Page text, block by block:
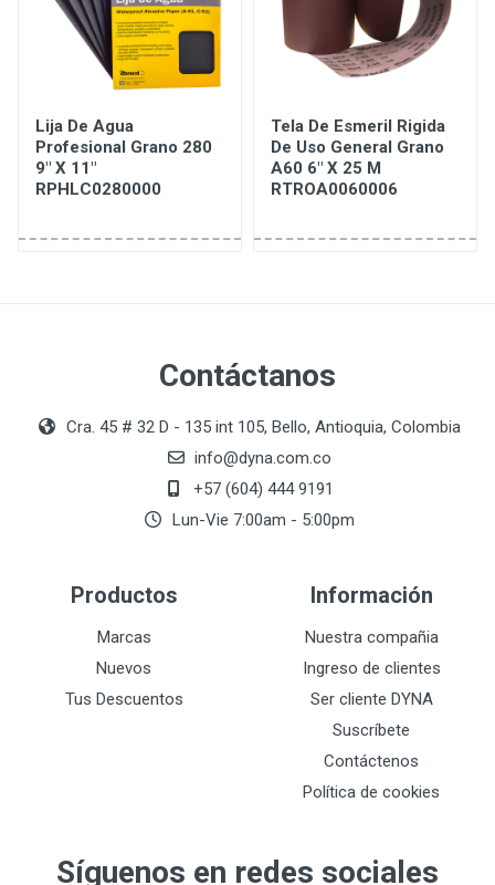
Lija De Agua
Profesional Grano 280
9" X 11"
RPHLC0280000
Tela De Esmeril Rigida
De Uso General Grano
A60 6" X 25 M
RTROA0060006
Contáctanos
Cra. 45 # 32 D - 135 int 105, Bello, Antioquia, Colombia
info@dyna.com.co
+57 (604) 444 9191
Lun-Vie 7:00am - 5:00pm
Productos
Marcas
Nuevos
Tus Descuentos
Información
Nuestra compañia
Ingreso de clientes
Ser cliente DYNA
Suscríbete
Contáctenos
Política de cookies
Síguenos en redes sociales